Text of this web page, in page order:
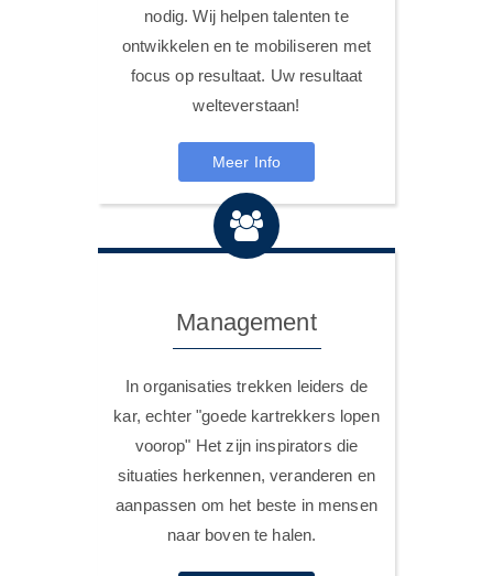
nodig. Wij helpen talenten te
ontwikkelen en te mobiliseren met
focus op resultaat. Uw resultaat
welteverstaan!
Meer Info
Management
In organisaties trekken leiders de
kar, echter "goede kartrekkers lopen
voorop" Het zijn inspirators die
situaties herkennen, veranderen en
aanpassen om het beste in mensen
naar boven te halen.